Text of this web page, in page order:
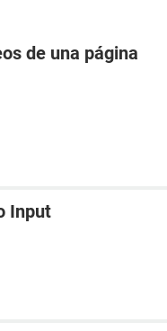
de una página
Input